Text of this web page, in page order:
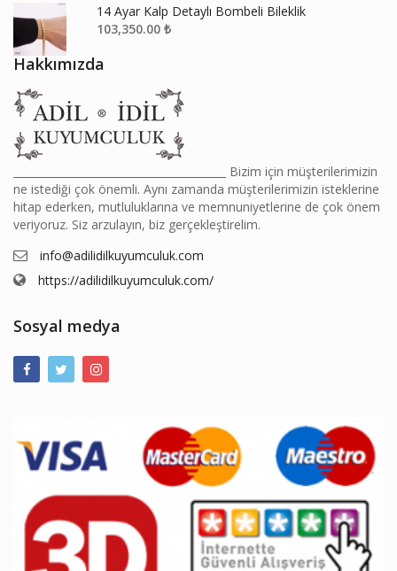
14 Ayar Kalp Detaylı Bombeli Bileklik
103,350.00 ₺
Hakkımızda
________________________________________ Bizim için müşterilerimizin
ne istediği çok önemli. Aynı zamanda müşterilerimizin isteklerine
hitap ederken, mutluluklarına ve memnuniyetlerine de çok önem
veriyoruz. Siz arzulayın, biz gerçekleştirelim.
info@adilidilkuyumculuk.com
https://adilidilkuyumculuk.com/
Sosyal medya